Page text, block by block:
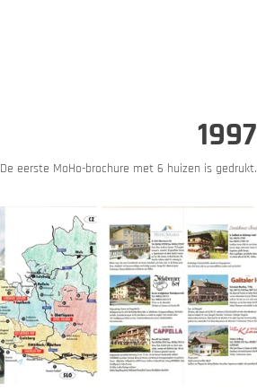
1997
De eerste MoHo-brochure met 6 huizen is gedrukt.